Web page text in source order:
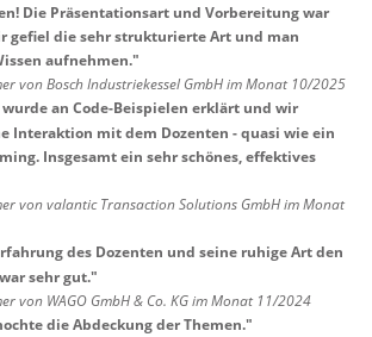
Die Präsentationsart und Vorbereitung war
gefiel die sehr strukturierte Art und man
aufnehmen."
von Bosch Industriekessel GmbH im Monat 10/2025
an Code-Beispielen erklärt und wir
Interaktion mit dem Dozenten - quasi wie ein
Insgesamt ein sehr schönes, effektives
von valantic Transaction Solutions GmbH im Monat
des Dozenten und seine ruhige Art den
sehr gut."
von WAGO GmbH & Co. KG im Monat 11/2024
die Abdeckung der Themen."